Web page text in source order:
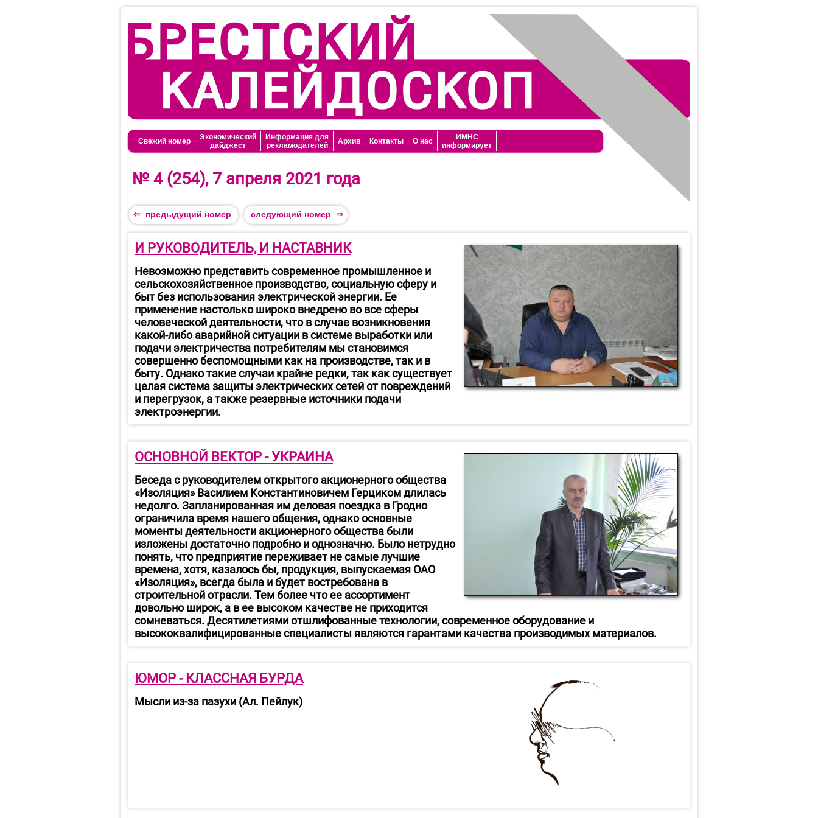
Свежий номер
Экономический
дайджест
Информация для
рекламодателей
Архив Контакты О нас
ИМНС
информирует
№ 4 (254), 7 апреля 2021 года
⇐ предыдущий номер следующий номер ⇒
И РУКОВОДИТЕЛЬ, И НАСТАВНИК
Невозможно представить современное промышленное и
сельскохозяйственное производство, социальную сферу и
быт без использования электрической энергии. Ее
применение настолько широко внедрено во все сферы
человеческой деятельности, что в случае возникновения
какой-либо аварийной ситуации в системе выработки или
подачи электричества потребителям мы становимся
совершенно беспомощными как на производстве, так и в
быту. Однако такие случаи крайне редки, так как существует
целая система защиты электрических сетей от повреждений
и перегрузок, а также резервные источники подачи
электроэнергии.
ОСНОВНОЙ ВЕКТОР - УКРАИНА
Беседа с руководителем открытого акционерного общества
«Изоляция» Василием Константиновичем Герциком длилась
недолго. Запланированная им деловая поездка в Гродно
ограничила время нашего общения, однако основные
моменты деятельности акционерного общества были
изложены достаточно подробно и однозначно. Было нетрудно
понять, что предприятие переживает не самые лучшие
времена, хотя, казалось бы, продукция, выпускаемая ОАО
«Изоляция», всегда была и будет востребована в
строительной отрасли. Тем более что ее ассортимент
довольно широк, а в ее высоком качестве не приходится
сомневаться. Десятилетиями отшлифованные технологии, современное оборудование и
высококвалифицированные специалисты являются гарантами качества производимых материалов.
ЮМОР - КЛАССНАЯ БУРДА
Мысли из-за пазухи (Ал. Пейлук)